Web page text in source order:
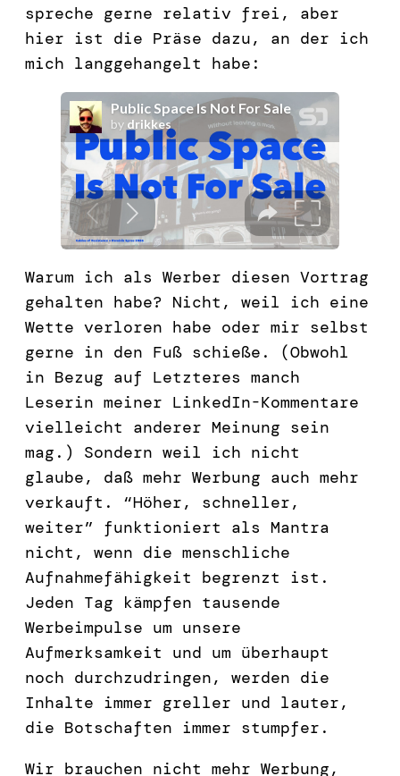
spreche gerne relativ frei, aber
hier ist die Präse dazu, an der ich
mich langgehangelt habe:
Warum ich als Werber diesen Vortrag
gehalten habe? Nicht, weil ich eine
Wette verloren habe oder mir selbst
gerne in den Fuß schieße. (Obwohl
in Bezug auf Letzteres manch
Leserin meiner LinkedIn-Kommentare
vielleicht anderer Meinung sein
mag.) Sondern weil ich nicht
glaube, daß mehr Werbung auch mehr
verkauft. “Höher, schneller,
weiter” funktioniert als Mantra
nicht, wenn die menschliche
Aufnahmefähigkeit begrenzt ist.
Jeden Tag kämpfen tausende
Werbeimpulse um unsere
Aufmerksamkeit und um überhaupt
noch durchzudringen, werden die
Inhalte immer greller und lauter,
die Botschaften immer stumpfer.
Wir brauchen nicht mehr Werbung,